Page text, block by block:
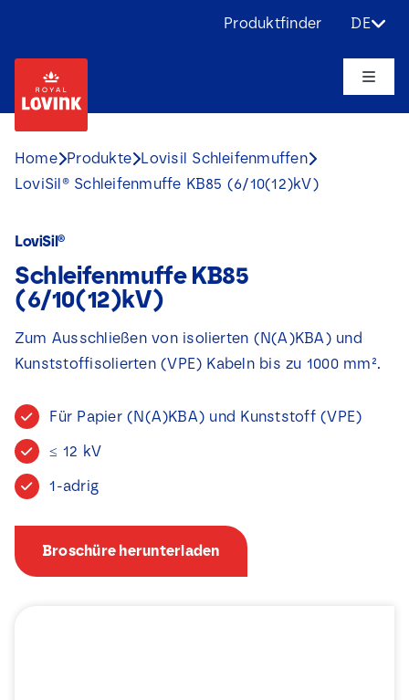
content
Produktfinder DE
Toggle
Produkte
Anwendungen
Herausforderungen
Projekte
Nachrichten
Kontakt
Home Produkte Lovisil Schleifenmuffen
LoviSil® Schleifenmuffe KB85 (6/10(12)kV)
LoviSil®
Schleifenmuffe KB85
(6/10(12)kV)
Zum Ausschließen von isolierten (N(A)KBA) und
Kunststoffisolierten (VPE) Kabeln bis zu 1000 mm².
Für Papier (N(A)KBA) und Kunststoff (VPE)
≤ 12 kV
1-adrig
Broschüre herunterladen